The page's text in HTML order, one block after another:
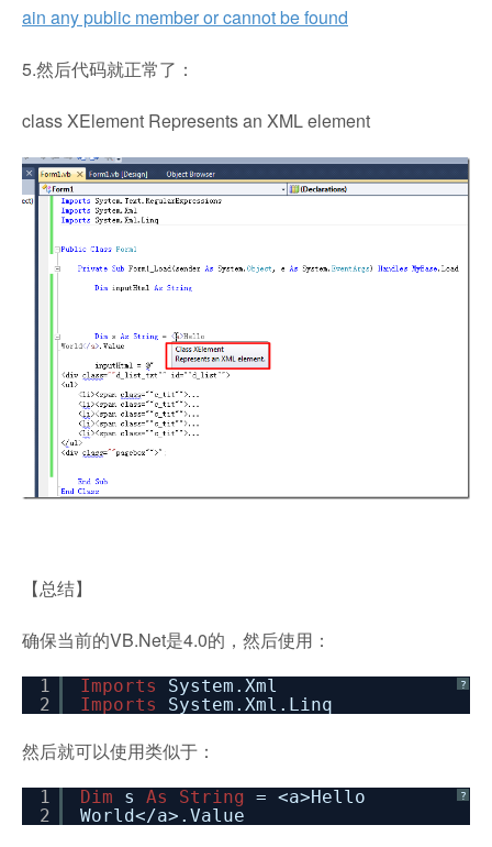
ain any public member or cannot be found
5.然后代码就正常了：
class XElement Represents an XML element
【总结】
确保当前的VB.Net是4.0的，然后使用：
?
1
2
Imports
System.Xml
Imports
System.Xml.Linq
然后就可以使用类似于：
?
1
2
Dim s As String
= <a>Hello
World</a>.Value